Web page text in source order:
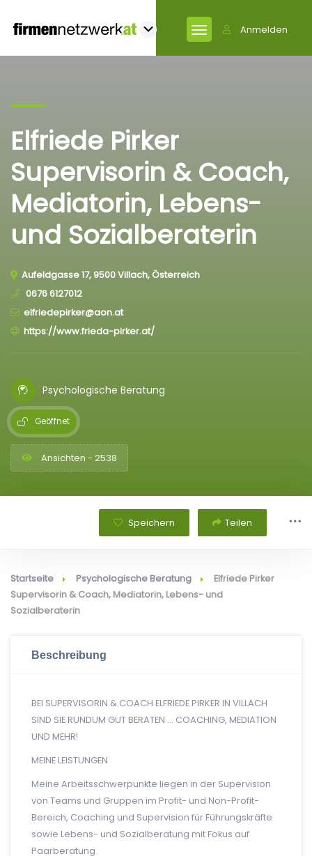
Anmelden
Elfriede Pirker
Supervisorin & Coach,
Mediatorin, Lebens-
und Sozialberaterin
Aufeldgasse 17, 9500 Villach, Österreich
0676 6127012
elfriedepirker@aon.at
https://www.frieda-pirker.at/
Psychologische Beratung
Geöffnet
Ansichten - 2538
Speichern Teilen
Startseite Psychologische Beratung
Elfriede Pirker
Supervisorin & Coach, Mediatorin, Lebens- und
Sozialberaterin
Beschreibung
BEI SUPERVISORIN & COACH ELFRIEDE PIRKER IN VILLACH
SIND SIE RUNDUM GUT BERATEN … COACHING, MEDIATION
UND MEHR!
MEINE LEISTUNGEN
Meine Arbeitsschwerpunkte liegen in der Supervision
von Teams und Gruppen im Profit- und Non-Profit-
Bereich, Coaching und Supervision für Führungskräfte
sowie Lebens- und Sozialberatung mit Fokus auf
Paarberatung.